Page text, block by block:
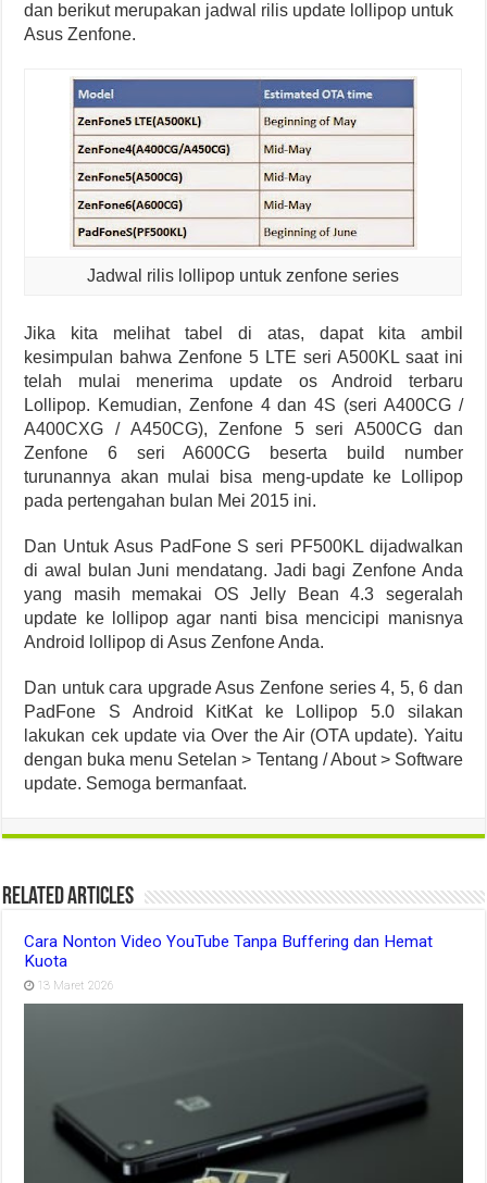
dan berikut merupakan jadwal rilis update lollipop untuk
Asus Zenfone.
Jadwal rilis lollipop untuk zenfone series
Jika kita melihat tabel di atas, dapat kita ambil
kesimpulan bahwa Zenfone 5 LTE seri A500KL saat ini
telah mulai menerima update os Android terbaru
Lollipop. Kemudian, Zenfone 4 dan 4S (seri A400CG /
A400CXG / A450CG), Zenfone 5 seri A500CG dan
Zenfone 6 seri A600CG beserta build number
turunannya akan mulai bisa meng-update ke Lollipop
pada pertengahan bulan Mei 2015 ini.
Dan Untuk Asus PadFone S seri PF500KL dijadwalkan
di awal bulan Juni mendatang. Jadi bagi Zenfone Anda
yang masih memakai OS Jelly Bean 4.3 segeralah
update ke lollipop agar nanti bisa mencicipi manisnya
Android lollipop di Asus Zenfone Anda.
Dan untuk cara upgrade Asus Zenfone series 4, 5, 6 dan
PadFone S Android KitKat ke Lollipop 5.0 silakan
lakukan cek update via Over the Air (OTA update). Yaitu
dengan buka menu Setelan > Tentang / About > Software
update. Semoga bermanfaat.
Related Articles
Cara Nonton Video YouTube Tanpa Buffering dan Hemat
Kuota
13 Maret 2026